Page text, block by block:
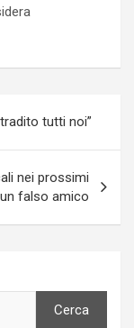
tutti noi”
nei prossimi
falso amico
Cerca